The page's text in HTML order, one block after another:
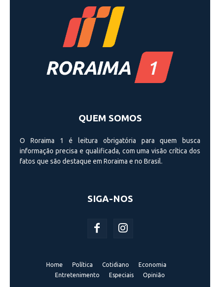
QUEM SOMOS
O Roraima 1 é leitura obrigatória para quem busca
informação precisa e qualificada, com uma visão crí­tica dos
fatos que são destaque em Roraima e no Brasil.
SIGA-NOS
Home Política Cotidiano
Economia
Entretenimento
Especiais Opinião